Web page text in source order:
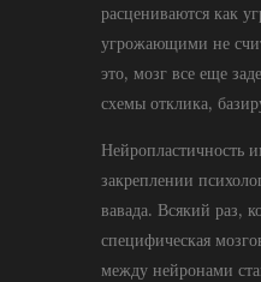
расцениваются как
угрожающими не
это, мозг все еще
схемы отклика,
Нейропластичность
закреплении
вавада. Всякий раз,
специфическая
между нейронами